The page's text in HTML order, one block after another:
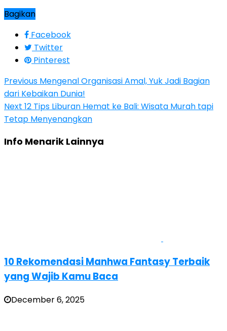
Bagikan
Facebook
Twitter
Pinterest
Previous Mengenal Organisasi Amal, Yuk Jadi Bagian
dari Kebaikan Dunia!
Next 12 Tips Liburan Hemat ke Bali: Wisata Murah tapi
Tetap Menyenangkan
Info Menarik Lainnya
10 Rekomendasi Manhwa Fantasy Terbaik
yang Wajib Kamu Baca
December 6, 2025